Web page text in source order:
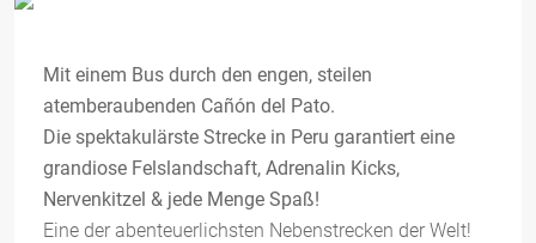
Mit einem Bus durch den engen, steilen
atemberaubenden Cañón del Pato.
Die spektakulärste Strecke in Peru garantiert eine
grandiose Felslandschaft, Adrenalin Kicks,
Nervenkitzel & jede Menge Spaß!
Eine der abenteuerlichsten Nebenstrecken der Welt!